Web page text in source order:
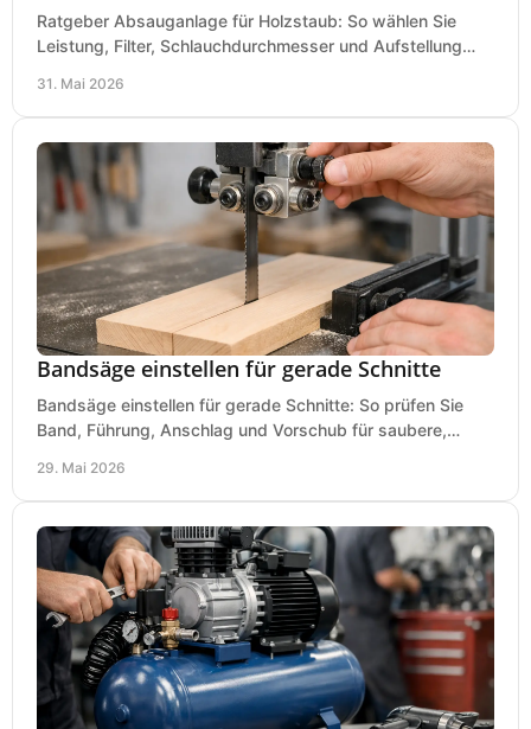
Ratgeber Absauganlage für Holzstaub: So wählen Sie
Leistung, Filter, Schlauchdurchmesser und Aufstellung
31. Mai 2026
Bandsäge einstellen für gerade Schnitte
Bandsäge einstellen für gerade Schnitte: So prüfen Sie
Band, Führung, Anschlag und Vorschub für saubere,
29. Mai 2026